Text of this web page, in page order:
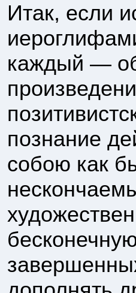
Итак, если
каждый —
познание
собою как